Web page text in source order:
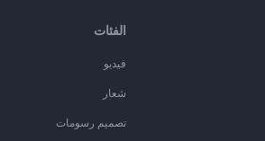
الفئات
فيديو
شعار
تصميم رسومات